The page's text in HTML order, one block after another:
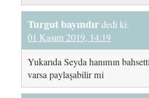
Turgut bayındırdedi ki:
01 Kasım 2019, 14:19
Yukarıda Seyda hanımın
varsa paylaşabilir mi